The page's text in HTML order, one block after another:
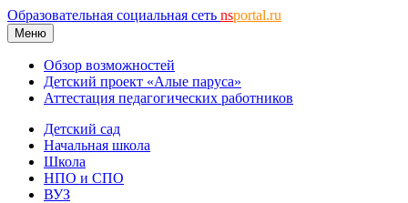
Образовательная социальная сеть nsportal.ru
Меню
Обзор возможностей
Детский проект «Алые паруса»
Аттестация педагогических работников
Детский сад
Начальная школа
Школа
НПО и СПО
ВУЗ